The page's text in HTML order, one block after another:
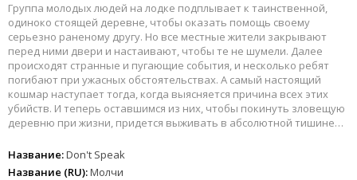
Группа молодых людей на лодке подплывает к таинственной,
одиноко стоящей деревне, чтобы оказать помощь своему
серьезно раненому другу. Но все местные жители закрывают
перед ними двери и настаивают, чтобы те не шумели. Далее
происходят странные и пугающие события, и несколько ребят
погибают при ужасных обстоятельствах. А самый настоящий
кошмар наступает тогда, когда выясняется причина всех этих
убийств. И теперь оставшимся из них, чтобы покинуть зловещую
деревню при жизни, придется выживать в абсолютной тишине…
Название:Don't Speak
Название (RU):Молчи